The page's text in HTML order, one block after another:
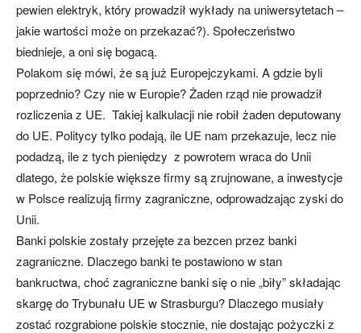
pewien elektryk, który prowadził wykłady na uniwersytetach –
jakie wartości może on przekazać?). Społeczeństwo
biednieje, a oni się bogacą.
Polakom się mówi, że są już Europejczykami. A gdzie byli
poprzednio? Czy nie w Europie? Żaden rząd nie prowadził
rozliczenia z UE. Takiej kalkulacji nie robił żaden deputowany
do UE. Politycy tylko podają, ile UE nam przekazuje, lecz nie
podadzą, ile z tych pieniędzy z powrotem wraca do Unii
dlatego, że polskie większe firmy są zrujnowane, a inwestycje
w Polsce realizują firmy zagraniczne, odprowadzając zyski do
Unii.
Banki polskie zostały przejęte za bezcen przez banki
zagraniczne. Dlaczego banki te postawiono w stan
bankructwa, choć zagraniczne banki się o nie „biły” składając
skargę do Trybunału UE w Strasburgu? Dlaczego musiały
zostać rozgrabione polskie stocznie, nie dostając pożyczki z